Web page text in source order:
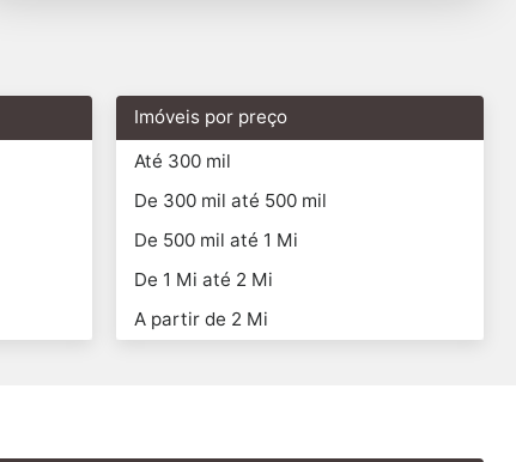
Imóveis por preço
Até 300 mil
De 300 mil até 500 mil
De 500 mil até 1 Mi
De 1 Mi até 2 Mi
A partir de 2 Mi